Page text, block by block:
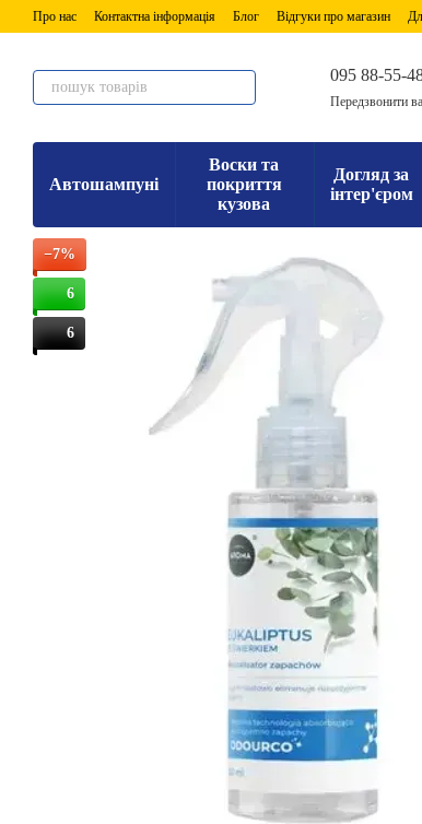
Перейти до основного контенту
Про нас Контактна інформація Блог Відгуки про магазин
095 88-55-
Передзвонити
Автошампуні
Воски та
покриття
кузова
Догляд за
інтер'єром
−7%
6
6